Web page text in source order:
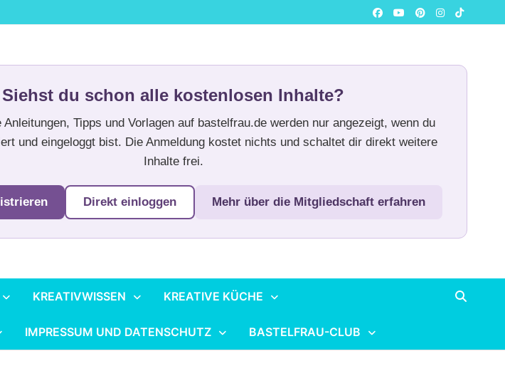
Siehst du schon alle kostenlosen Inhalte?
Tipps und Vorlagen auf bastelfrau.de werden nur angezeigt, wenn du
und eingeloggt bist. Die Anmeldung kostet nichts und schaltet dir direkt weitere
Inhalte frei.
Direkt einloggen Mehr über die Mitgliedschaft erfahren
KREATIVWISSEN KREATIVE KÜCHE
IMPRESSUM UND DATENSCHUTZ BASTELFRAU-CLUB